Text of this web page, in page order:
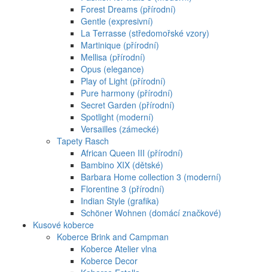
Forest Dreams (přírodní)
Gentle (expresivní)
La Terrasse (středomořské vzory)
Martinique (přírodní)
Mellisa (přírodní)
Opus (elegance)
Play of Light (přírodní)
Pure harmony (přírodní)
Secret Garden (přírodní)
Spotlight (moderní)
Versailles (zámecké)
Tapety Rasch
African Queen III (přírodní)
Bambino XIX (dětské)
Barbara Home collection 3 (moderní)
Florentine 3 (přírodní)
Indian Style (grafika)
Schöner Wohnen (domácí značkové)
Kusové koberce
Koberce Brink and Campman
Koberce Atelier vlna
Koberce Decor